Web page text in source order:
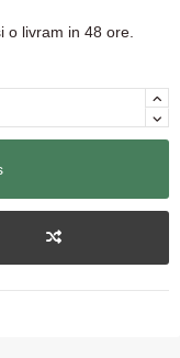
o livram in 48 ore.